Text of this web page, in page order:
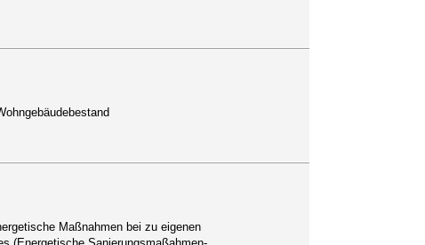
Maßnahmen bei zu eigenen